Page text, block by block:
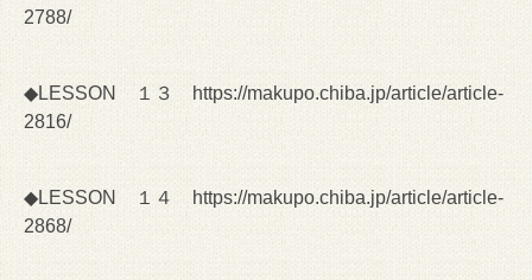
2788/
◆LESSON １３
https://makupo.chiba.jp/article/article-
2816/
◆LESSON １４
https://makupo.chiba.jp/article/article-
2868/